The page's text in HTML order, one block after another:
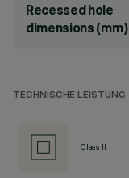
Recessed hole
dimensions (mm)
TECHNISCHE LEISTUNG
Class II